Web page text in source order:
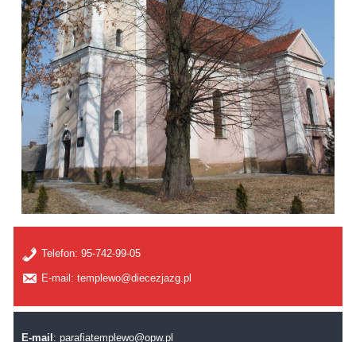
Telefon:95-742-99-05
E-mail: templewo@diecezjazg.pl
E-mail :parafiatemplewo@opw.pl